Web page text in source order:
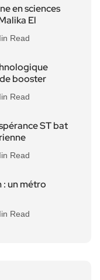
en sciences
El
Read
booster
Read
ST bat
Read
un métro
Read